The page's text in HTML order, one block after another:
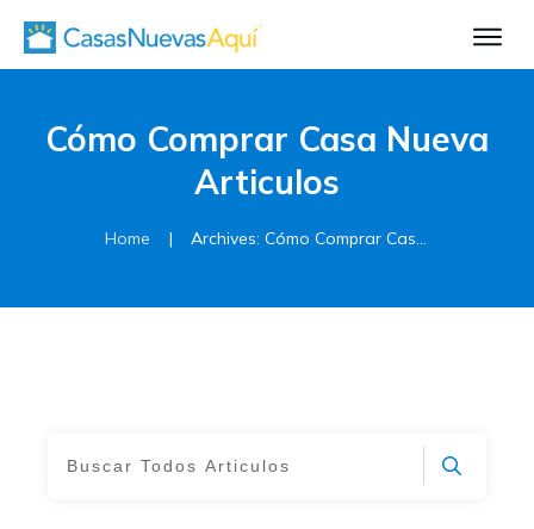
Aprende
Diseñando su
Cómo Comprar Casa Nueva
Articulos
Home | Archives: Cómo Comprar Casa Nueva